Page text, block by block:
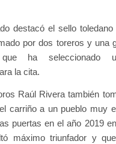
destacó el sello
por dos toreros y una
ha seleccionado
la cita.
Raúl Rivera también
carriño a un pueblo muy
puertas en el año 2019
máximo triunfador y